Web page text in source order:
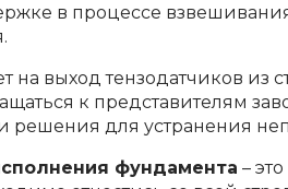
в процессе
на выход тензодатчиков из
к представителям
решения для устранения
фундамента –